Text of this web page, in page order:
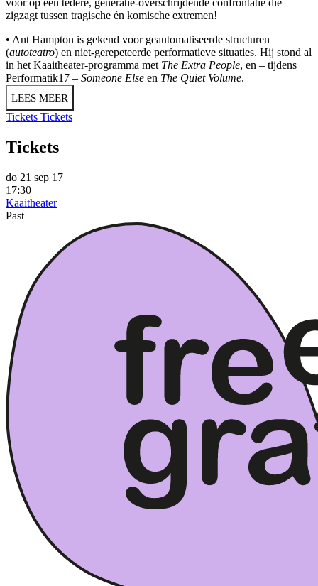
voor op een tedere, generatie-overschrijdende confrontatie die
zigzagt tussen tragische én komische extremen!
• Ant Hampton is gekend voor geautomatiseerde structuren
(autoteatro) en niet-gerepeteerde performatieve situaties. Hij stond al
in het Kaaitheater-programma met The Extra People, en – tijdens
Performatik17 – Someone Else en The Quiet Volume.
LEES MEER
Tickets Tickets
Tickets
do 21 sep 17
17:30
Kaaitheater
Past